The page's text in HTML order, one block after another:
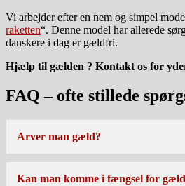
Vi arbejder efter en nem og simpel
raketten“. Denne model har allerede
danskere i dag er gældfri.
Hjælp til gælden ? Kontakt os for
FAQ – ofte stillede
Arver man gæld?
Kan man komme i fængsel for